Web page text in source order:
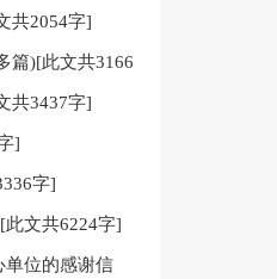
]共2054字]
篇)[此文共3166
共3437字]
]
字]
文共6224字]
单位的感谢信